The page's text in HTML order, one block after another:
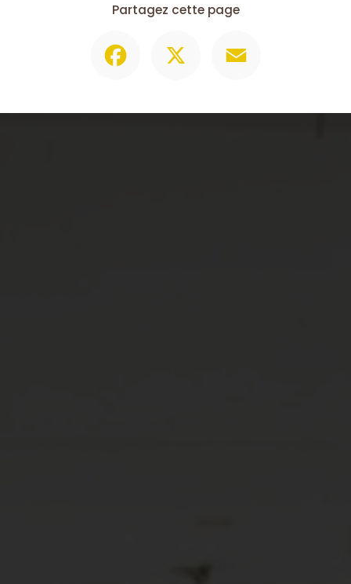
Partagez cette page